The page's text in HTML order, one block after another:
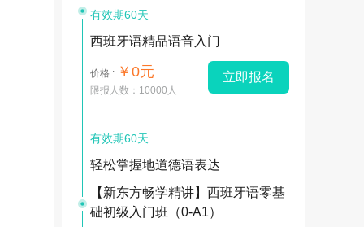
有效期60天
西班牙语精品语音入门
价格 : ￥0元
限报人数：10000人
立即报名
有效期60天
轻松掌握地道德语表达
【新东方畅学精讲】西班牙语零基
础初级入门班（0-A1）